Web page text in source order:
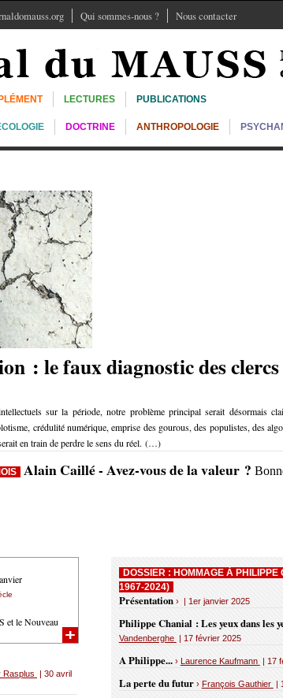
Qui sommes-nous ? Nous contacter
LECTURES PUBLICATIONS
DOCTRINE ANTHROPOLOGIE
: le faux diagnostic des clercs
sur la période, notre problème principal serait désormais
crédulité numérique, emprise des gourous, des populistes, des
en train de perdre le sens du réel. (…)
Alain Caillé - Avez-vous de la valeur ?
DOSSIER : HOMMAGE À PHILIPPE
1967-2024)
Présentation › | 1er janvier 2025
Philippe Chanial : Les yeux dans les
Vandenberghe | 17 février 2025
A Philippe... › Laurence Kaufmann | 17
La perte du futur › François Gauthier |
et le Nouveau
Rasplus
| 30 avril